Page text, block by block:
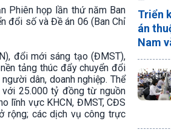
Phiên họp lần thứ năm Ban
đổi số và Đề án 06 (Ban Chỉ
đổi mới sáng tạo (ĐMST),
tảng thúc đẩy chuyển đổi
dân, doanh nghiệp. Thể
25.000 tỷ đồng từ nguồn
lĩnh vực KHCN, ĐMST, CĐS
rộng; các dịch vụ công trực
Triển
án
Nam